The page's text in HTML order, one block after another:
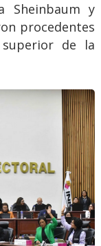
Sheinbaum y
procedentes
de la